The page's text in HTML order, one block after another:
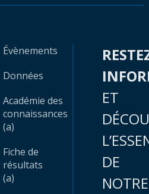
Évènements
Données
Académie des
connaissances
(a)
Fiche de
résultats
(a)
ET
DE
NOTRE